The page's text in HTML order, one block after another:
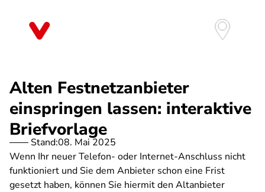
Alten Festnetzanbieter
einspringen lassen: interaktive
Briefvorlage
Stand:08. Mai 2025
Wenn Ihr neuer Telefon- oder Internet-Anschluss nicht
funktioniert und Sie dem Anbieter schon eine Frist
gesetzt haben, können Sie hiermit den Altanbieter